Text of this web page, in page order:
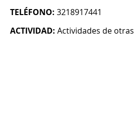
TELÉFONO: 3218917441
ACTIVIDAD: Actividades de